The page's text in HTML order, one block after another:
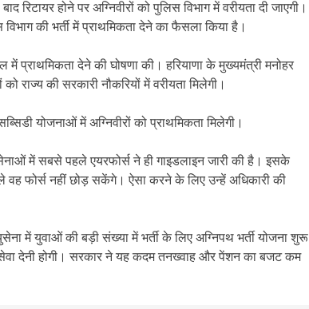
होने पर अग्निवीरों को पुलिस विभाग में वरीयता दी जाएगी।
की भर्ती में प्राथमिकता देने का फैसला किया है।
प्राथमिकता देने की घोषणा की। हरियाणा के मुख्यमंत्री मनोहर
राज्य की सरकारी नौकरियों में वरीयता मिलेगी।
योजनाओं में अग्निवीरों को प्राथमिकता मिलेगी।
सेनाओं में सबसे पहले एयरफोर्स ने ही गाइडलाइन जारी की है। इसके
वह फोर्स नहीं छोड़ सकेंगे। ऐसा करने के लिए उन्हें अधिकारी की
में युवाओं की बड़ी संख्या में भर्ती के लिए अग्निपथ भर्ती योजना शुरू
देनी होगी। सरकार ने यह कदम तनख्वाह और पेंशन का बजट कम